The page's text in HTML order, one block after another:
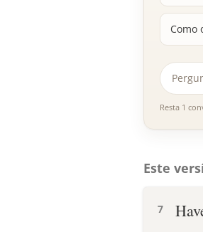
Como
Resta 1
Este
7